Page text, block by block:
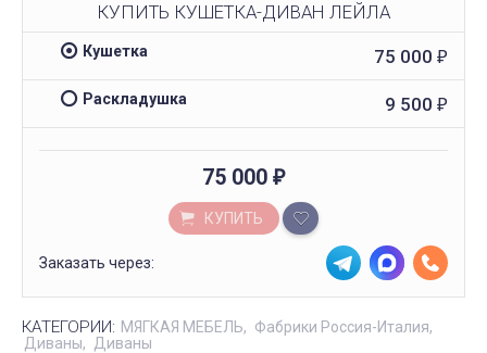
КУПИТЬ КУШЕТКА-ДИВАН ЛЕЙЛА
Кушетка 75 000 ₽
Раскладушка 9 500 ₽
75 000 ₽
КУПИТЬ
Заказать через:
КАТЕГОРИИ: МЯГКАЯ МЕБЕЛЬ
Фабрики Россия-Италия
Диваны
Диваны